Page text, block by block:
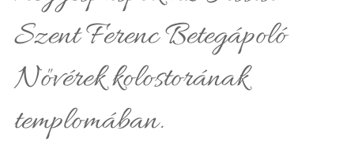
Szent Ferenc Betegápoló
Nővérek kolostorának
templomában.